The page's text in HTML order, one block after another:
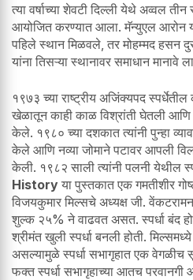
त्या वर्षाच्या शेवटी दिल्ली येथे अव्वल
आयोजित करण्यात आला. मॅन्युएल आरोन
पहिले स्थान मिळवले, तर मोहम्मद हसन
यांना तिसऱ्या स्थानावर समाधान मानावे
१९७३ च्या राष्ट्रीय अजिंक्यपद स्पर्धेतील
खेळातून काही काळ विश्रांती घेतली
केले. १९८० च्या दशकात त्यांनी पुन्हा
केले आणि नव्या जोमाने पटावर आपली
केली. १९८२ साली त्यांनी पलनी येथील
History या पुस्तकात एक गमतीशीर
विजयकुमार मिल्सचे अध्यक्ष जी.
शुल्क २५% ने वाढवत असत. स्पर्धा बंद
श्रीमंत खुली स्पर्धा बनली होती.
असल्यामुळे स्पर्धा सभागृहात एक वेगळीच
फक्त स्पर्धा सभागृहाच्या आतच परवानगी